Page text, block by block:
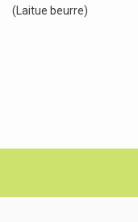
(Laitue beurre)